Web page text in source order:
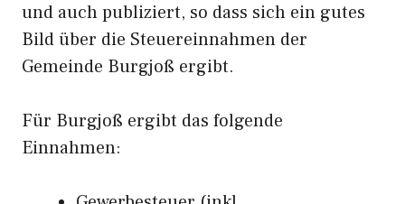
und auch publiziert, so dass sich ein gutes
Bild über die Steuereinnahmen der
Gemeinde Burgjoß ergibt.
Für Burgjoß ergibt das folgende
Einnahmen: